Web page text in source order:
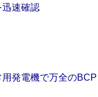
迅速確認
発電機で万全のBCP